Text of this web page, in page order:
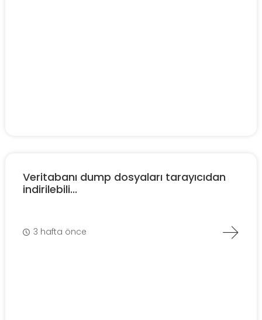
Veritabanı dump dosyaları tarayıcıdan
indirilebili...
3 hafta önce